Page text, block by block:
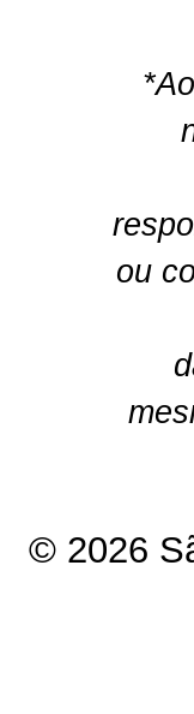
ou
© 2026